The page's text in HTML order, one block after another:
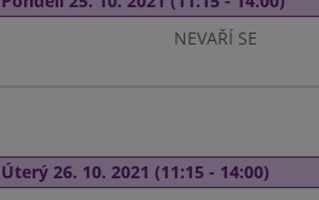
NEVAŘÍ SE
Úterý 26. 10. 2021 (11:15 - 14:00)